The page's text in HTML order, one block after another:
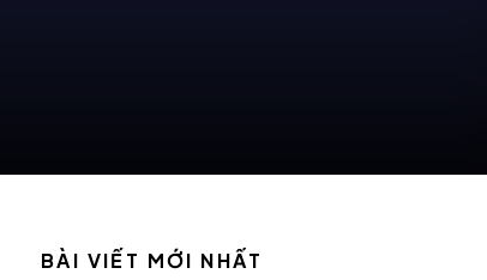
BÀI VIẾT MỚI NHẤT